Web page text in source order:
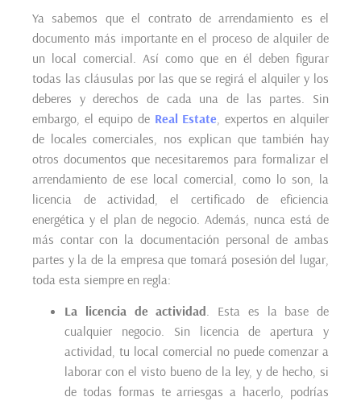
Ya sabemos que el contrato de arrendamiento es el
documento más importante en el proceso de alquiler de
un local comercial. Así como que en él deben figurar
todas las cláusulas por las que se regirá el alquiler y los
deberes y derechos de cada una de las partes. Sin
embargo, el equipo de Real Estate , expertos en alquiler
de locales comerciales, nos explican que también hay
otros documentos que necesitaremos para formalizar el
arrendamiento de ese local comercial, como lo son, la
licencia de actividad, el certificado de eficiencia
energética y el plan de negocio. Además, nunca está de
más contar con la documentación personal de ambas
partes y la de la empresa que tomará posesión del lugar,
toda esta siempre en regla:
La licencia de actividad. Esta es la base de
cualquier negocio. Sin licencia de apertura y
actividad, tu local comercial no puede comenzar a
laborar con el visto bueno de la ley, y de hecho, si
de todas formas te arriesgas a hacerlo, podrías